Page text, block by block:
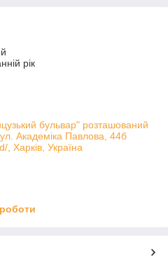
рік
бульвар" розташований
Академіка Павлова, 44б
, Харків, Україна